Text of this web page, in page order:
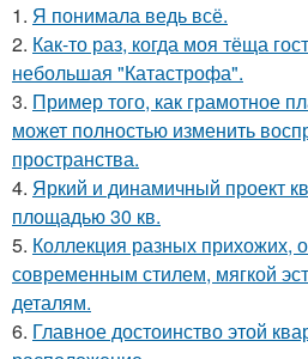
1. Я понимала ведь всё.
2. Как-то раз, когда моя тёща
небольшая "Катастрофа".
3. Пример того, как грамотное
может полностью изменить
пространства.
4. Яркий и динамичный проект
площадью 30 кв.
5. Коллекция разных прихожих,
современным стилем, мягкой
деталям.
6. Главное достоинство этой